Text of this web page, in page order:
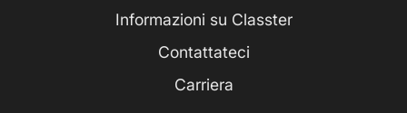
Informazioni su Classter
Contattateci
Carriera